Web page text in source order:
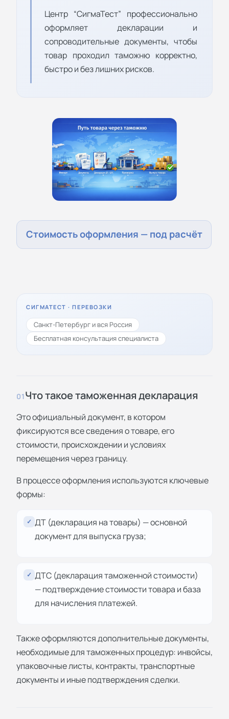
Центр “СигмаТест” профессионально
оформляет декларации и
сопроводительные документы, чтобы
товар проходил таможню корректно,
быстро и без лишних рисков.
Стоимость оформления — под расчёт
СИГМАТЕСТ · ПЕРЕВОЗКИ
Санкт-Петербург и вся Россия
Бесплатная консультация специалиста
01Что такое таможенная декларация
Это официальный документ, в котором
фиксируются все сведения о товаре, его
стоимости, происхождении и условиях
перемещения через границу.
В процессе оформления используются ключевые
формы:
✓ ДТ (декларация на товары) — основной
документ для выпуска груза;
✓ ДТС (декларация таможенной стоимости)
— подтверждение стоимости товара и база
для начисления платежей.
Также оформляются дополнительные документы,
необходимые для таможенных процедур: инвойсы,
упаковочные листы, контракты, транспортные
документы и иные подтверждения сделки.